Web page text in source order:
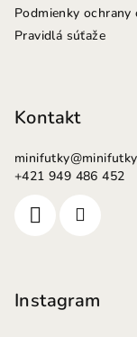
Podmienky
Pravidlá súťaže
Kontakt
minifutky@
+421 949 486 452
Instagram